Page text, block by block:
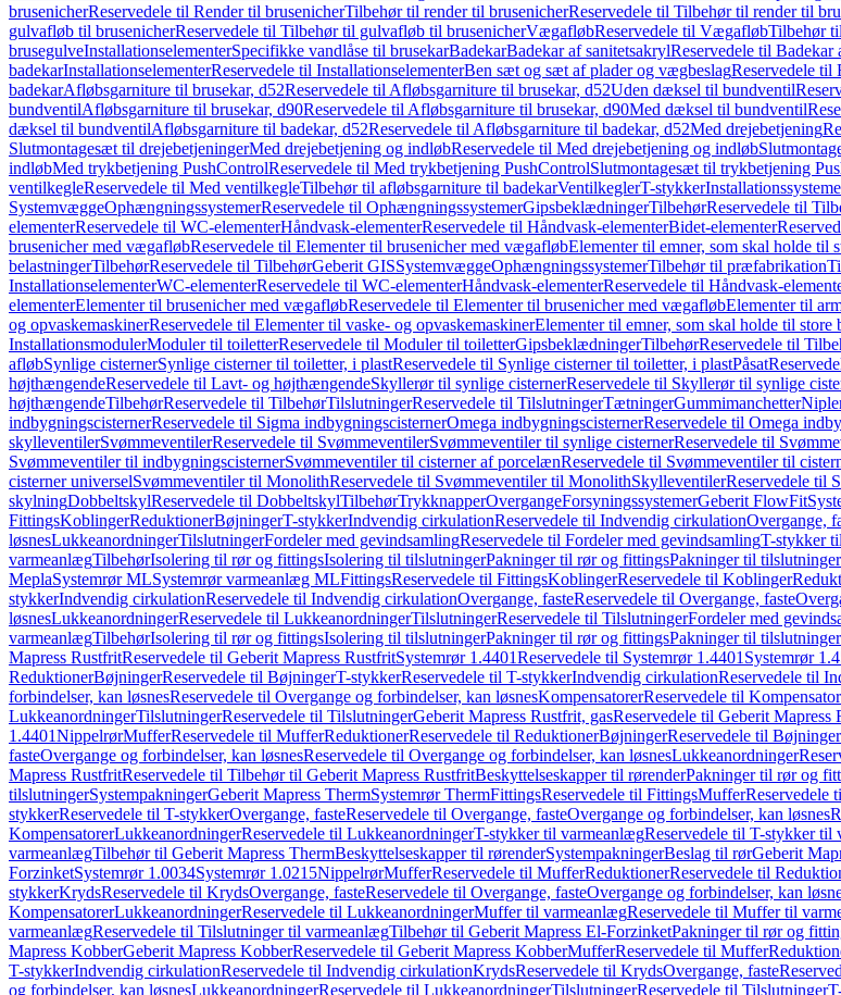
brusenicherReservedele til Render til brusenicherTilbehør til render til brusenicherReservedele til Tilbehør til render til
gulvafløb til brusenicherReservedele til Tilbehør til gulvafløb til brusenicherVægafløbReservedele til VægafløbTilbehør
brusegulveInstallationselementerSpecifikke vandlåse til brusekarBadekarBadekar af sanitetsakrylReservedele til Badekar
badekarInstallationselementerReservedele til InstallationselementerBen sæt og sæt af plader og vægbeslagReservedele til
badekarAfløbsgarniture til brusekar, d52Reservedele til Afløbsgarniture til brusekar, d52Uden dæksel til bundventil
bundventilAfløbsgarniture til brusekar, d90Reservedele til Afløbsgarniture til brusekar, d90Med dæksel til bundventil
dæksel til bundventilAfløbsgarniture til badekar, d52Reservedele til Afløbsgarniture til badekar, d52Med drejebetjening
Slutmontagesæt til drejebetjeningerMed drejebetjening og indløbReservedele til Med drejebetjening og indløb
indløbMed trykbetjening PushControlReservedele til Med trykbetjening PushControlSlutmontagesæt til trykbetjening
ventilkegleReservedele til Med ventilkegleTilbehør til afløbsgarniture til badekarVentilkeglerT-stykker
SystemvæggeOphængningssystemerReservedele til OphængningssystemerGipsbeklædningerTilbehørReservedele til
elementerReservedele til WC-elementerHåndvask-elementerReservedele til Håndvask-elementerBidet-elementer
brusenicher med vægafløbReservedele til Elementer til brusenicher med vægafløbElementer til emner, som skal holde til
belastningerTilbehørReservedele til TilbehørGeberit GISSystemvæggeOphængningssystemerTilbehør til præfabrikation
InstallationselementerWC-elementerReservedele til WC-elementerHåndvask-elementerReservedele til Håndvask-
elementerElementer til brusenicher med vægafløbReservedele til Elementer til brusenicher med vægafløbElementer til
og opvaskemaskinerReservedele til Elementer til vaske- og opvaskemaskinerElementer til emner, som skal holde til store
InstallationsmodulerModuler til toiletterReservedele til Moduler til toiletterGipsbeklædningerTilbehørReservedele til
afløbSynlige cisternerSynlige cisterner til toiletter, i plastReservedele til Synlige cisterner til toiletter, i plastPåsat
højthængendeReservedele til Lavt- og højthængendeSkyllerør til synlige cisternerReservedele til Skyllerør til synlige
højthængendeTilbehørReservedele til TilbehørTilslutningerReservedele til TilslutningerTætningerGummimanchetter
indbygningscisternerReservedele til Sigma indbygningscisternerOmega indbygningscisternerReservedele til Omega
skylleventilerSvømmeventilerReservedele til SvømmeventilerSvømmeventiler til synlige cisternerReservedele til
Svømmeventiler til indbygningscisternerSvømmeventiler til cisterner af porcelænReservedele til Svømmeventiler til
cisterner universelSvømmeventiler til MonolithReservedele til Svømmeventiler til MonolithSkylleventilerReservedele til
skylningDobbeltskylReservedele til DobbeltskylTilbehørTrykknapperOvergangeForsyningssystemerGeberit FlowFit
FittingsKoblingerReduktionerBøjningerT-stykkerIndvendig cirkulationReservedele til Indvendig cirkulationOvergange,
løsnesLukkeanordningerTilslutningerFordeler med gevindsamlingReservedele til Fordeler med gevindsamlingT-stykker
varmeanlægTilbehørIsolering til rør og fittingsIsolering til tilslutningerPakninger til rør og fittingsPakninger til tilslutninger
MeplaSystemrør MLSystemrør varmeanlæg MLFittingsReservedele til FittingsKoblingerReservedele til Koblinger
stykkerIndvendig cirkulationReservedele til Indvendig cirkulationOvergange, fasteReservedele til Overgange, faste
løsnesLukkeanordningerReservedele til LukkeanordningerTilslutningerReservedele til TilslutningerFordeler med
varmeanlægTilbehørIsolering til rør og fittingsIsolering til tilslutningerPakninger til rør og fittingsPakninger til tilslutninger
Mapress RustfritReservedele til Geberit Mapress RustfritSystemrør 1.4401Reservedele til Systemrør 1.4401 Systemrør
ReduktionerBøjningerReservedele til BøjningerT-stykkerReservedele til T-stykkerIndvendig cirkulationReservedele til
forbindelser, kan løsnesReservedele til Overgange og forbindelser, kan løsnesKompensatorerReservedele til
LukkeanordningerTilslutningerReservedele til TilslutningerGeberit Mapress Rustfrit, gasReservedele til Geberit Mapress
1.4401NippelrørMufferReservedele til MufferReduktionerReservedele til ReduktionerBøjningerReservedele til Bøjninger
fasteOvergange og forbindelser, kan løsnesReservedele til Overgange og forbindelser, kan løsnesLukkeanordninger
Mapress RustfritReservedele til Tilbehør til Geberit Mapress RustfritBeskyttelseskapper til rørenderPakninger til rør og
tilslutningerSystempakningerGeberit Mapress ThermSystemrør ThermFittingsReservedele til FittingsMufferReservedele
stykkerReservedele til T-stykkerOvergange, fasteReservedele til Overgange, fasteOvergange og forbindelser, kan løsnes
KompensatorerLukkeanordningerReservedele til LukkeanordningerT-stykker til varmeanlægReservedele til T-stykker til
varmeanlægTilbehør til Geberit Mapress ThermBeskyttelseskapper til rørenderSystempakningerBeslag til rørGeberit
ForzinketSystemrør 1.0034Systemrør 1.0215NippelrørMufferReservedele til MufferReduktionerReservedele til
stykkerKrydsReservedele til KrydsOvergange, fasteReservedele til Overgange, fasteOvergange og forbindelser, kan
KompensatorerLukkeanordningerReservedele til LukkeanordningerMuffer til varmeanlægReservedele til Muffer til
varmeanlægReservedele til Tilslutninger til varmeanlægTilbehør til Geberit Mapress El-ForzinketPakninger til rør og
Mapress KobberGeberit Mapress KobberReservedele til Geberit Mapress KobberMufferReservedele til Muffer
T-stykkerIndvendig cirkulationReservedele til Indvendig cirkulationKrydsReservedele til KrydsOvergange, faste
og forbindelser, kan løsnesLukkeanordningerReservedele til LukkeanordningerTilslutningerReservedele til Tilslutninger